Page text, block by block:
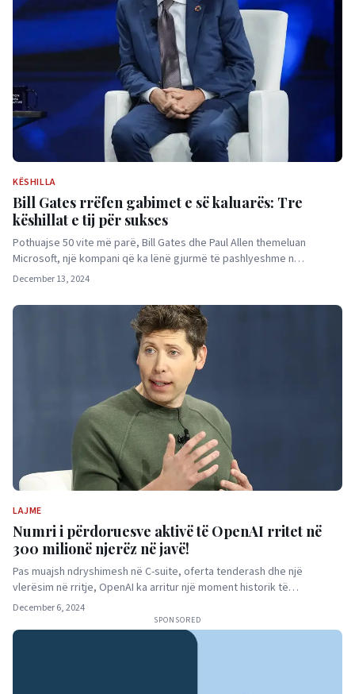
KËSHILLA
Bill Gates rrëfen gabimet e së kaluarës: Tre
këshillat e tij për sukses
Pothuajse 50 vite më parë, Bill Gates dhe Paul Allen themeluan
Microsoft, një kompani që ka lënë gjurmë të pashlyeshme n…
December 13, 2024
LAJME
Numri i përdoruesve aktivë të OpenAI rritet në
300 milionë njerëz në javë!
Pas muajsh ndryshimesh në C-suite, oferta tenderash dhe një
vlerësim në rritje, OpenAI ka arritur një moment historik të…
December 6, 2024
SPONSORED